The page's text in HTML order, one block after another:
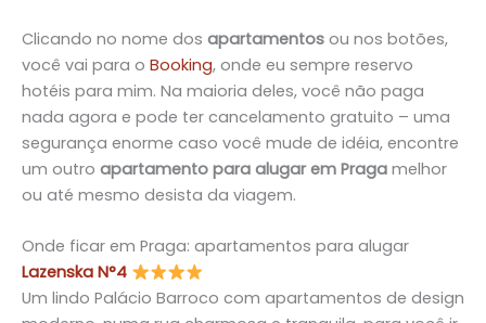
Clicando no nome dos apartamentos ou nos botões,
você vai para o Booking, onde eu sempre reservo
hotéis para mim. Na maioria deles, você não paga
nada agora e pode ter cancelamento gratuito – uma
segurança enorme caso você mude de idéia, encontre
um outro apartamento para alugar em Praga melhor
ou até mesmo desista da viagem.
Onde ficar em Praga: apartamentos para alugar
Lazenska N°4
Um lindo Palácio Barroco com apartamentos de design